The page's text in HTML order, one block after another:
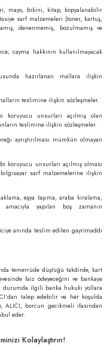
mayo, bikini, kitap, kopyalanabilir
sarf malzemeleri (toner, kartuş,
denenmemiş, bozulmamış ve
cayma hakkının kullanılmayacak
hazırlanan mallara ilişkin
teslimine ilişkin sözleşmeler.
unsurları açılmış olan
teslimine ilişkin sözleşmeler.
ayrıştırılması mümkün olmayan
unsurları açılmış olması
sarf malzemelerine ilişkin
eşya taşıma, araba kiralama,
yapılan boş zamanın
anında teslim edilen gayrimaddi
temerrüde düştüğü takdirde, kart
faiz ödeyeceğini ve bankaya
durumda ilgili banka hukuki yollara
talep edebilir ve her koşulda
ALICI, borcun gecikmeli ifasından
eder.
Kolaylaştırın!